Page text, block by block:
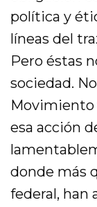
política y
líneas del
Pero éstas
sociedad.
Movimiento
esa acción
donde más
federal, han